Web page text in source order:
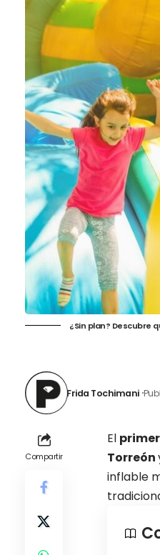
¿Sin plan? Descubre
Frida Tochimani
Compartir
El
Torreón
inflable